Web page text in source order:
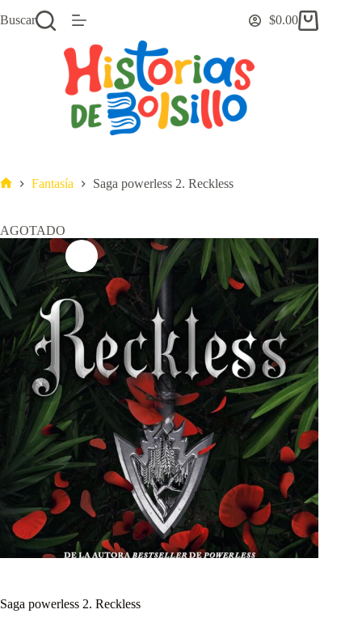
al
Buscar
Carro
$0.00
Fantasía Saga powerless 2. Reckless
AGOTADO
Saga powerless 2. Reckless